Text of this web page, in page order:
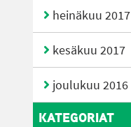
heinäkuu 2017
kesäkuu 2017
joulukuu 2016
KATEGORIAT